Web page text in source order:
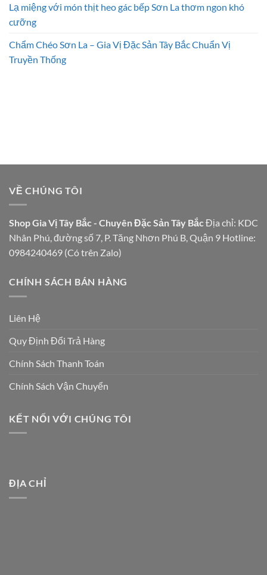
Lạ miệng với món thịt heo gác bếp Sơn La thơm ngon khó
cưỡng
Chẩm Chéo Sơn La – Gia Vị Đặc Sản Tây Bắc Chuẩn Vị
Truyền Thống
VỀ CHÚNG TÔI
Shop Gia Vị Tây Bắc - Chuyên Đặc Sản Tây Bắc Địa chỉ: KDC
Nhân Phú, đường số 7, P. Tăng Nhơn Phú B, Quận 9 Hotline:
0984240469 (Có trên Zalo)
CHÍNH SÁCH BÁN HÀNG
Liên Hệ
Quy Định Đổi Trả Hàng
Chính Sách Thanh Toán
Chính Sách Vận Chuyển
KẾT NỐI VỚI CHÚNG TÔI
ĐỊA CHỈ